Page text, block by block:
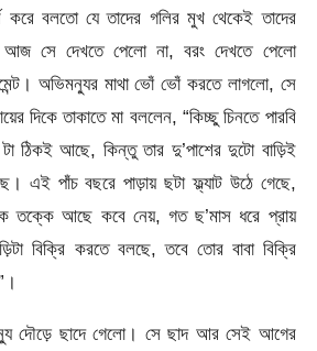
করে বলতো যে তাদের গলির মুখ থেকেই তাদের
আজ সে দেখতে পেলো না, বরং দেখতে পেলো
অভিমন্যুর মাথা ভোঁ ভোঁ করতে লাগলো, সে
দিকে তাকাতে মা বললেন, “কিচ্ছু চিনতে পারবি
টা ঠিকই আছে, কিন্তু তার দু’পাশের দুটো বাড়িই
এই পাঁচ বছরে পাড়ায় ছটা ফ্ল্যাট উঠে গেছে,
তক্কে আছে কবে নেয়, গত ছ’মাস ধরে প্রায়
বিক্রি করতে বলছে, তবে তোর বাবা বিক্রি
দৌড়ে ছাদে গেলো। সে ছাদ আর সেই আগের